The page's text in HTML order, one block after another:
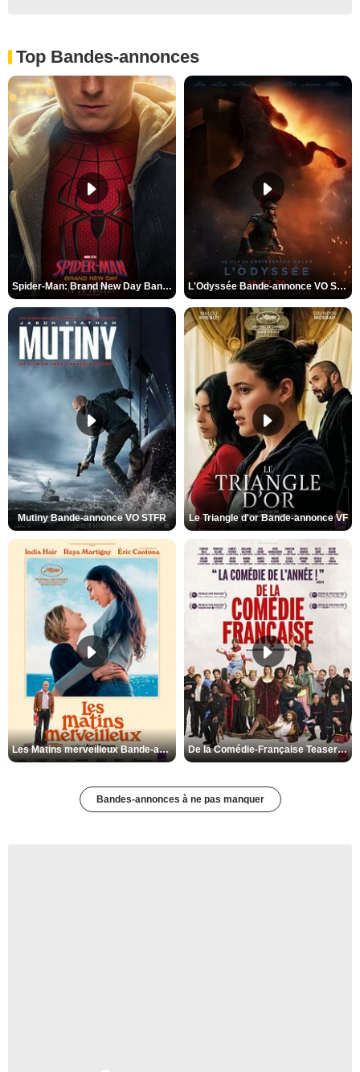
Top Bandes-annonces
Spider-Man: Brand New Day Bande-annonce VO STFR L'Odyssée Bande-annonce VO STFR
Mutiny Bande-annonce VO STFR Le Triangle d'or Bande-annonce VF
Les Matins merveilleux Bande-annonce VF De la Comédie-Française Teaser VF
Bandes-annonces à ne pas manquer